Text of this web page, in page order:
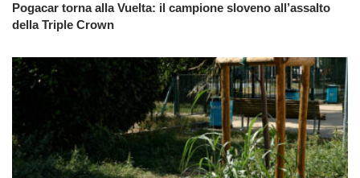
Pogacar torna alla Vuelta: il campione sloveno all’assalto
della Triple Crown